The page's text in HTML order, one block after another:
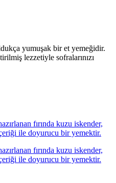
yumuşak bir et yemeğidir.
lezzetiyle sofralarınızı
fırında kuzu iskender,
ile doyurucu bir yemektir.
fırında kuzu iskender,
ile doyurucu bir yemektir.